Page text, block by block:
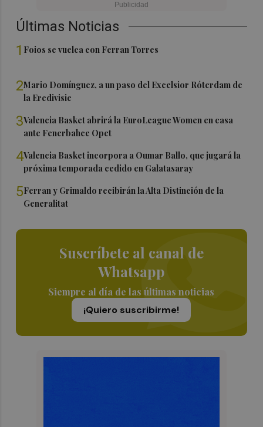
Últimas Noticias
1 Foios se vuelca con Ferran Torres
2Mario Domínguez, a un paso del Excelsior Róterdam de
la Eredivisie
3Valencia Basket abrirá la EuroLeague Women en casa
ante Fenerbahce Opet
4Valencia Basket incorpora a Oumar Ballo, que jugará la
próxima temporada cedido en Galatasaray
5Ferran y Grimaldo recibirán la Alta Distinción de la
Generalitat
Suscríbete al canal de
Whatsapp
Siempre al día de las últimas noticias
¡Quiero suscribirme!